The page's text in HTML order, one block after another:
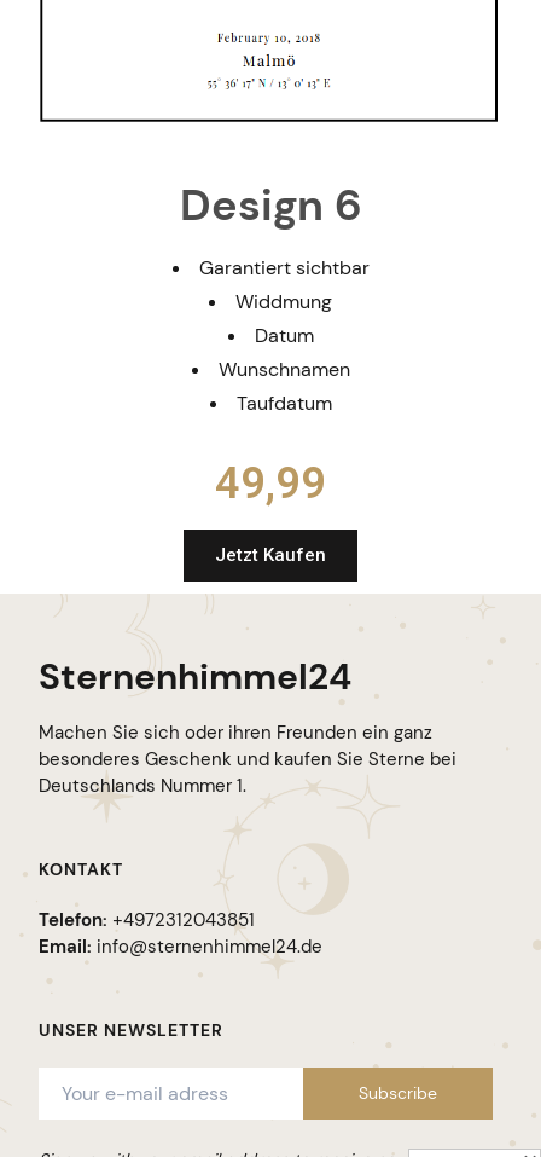
Design 6
Garantiert sichtbar
Widdmung
Datum
Wunschnamen
Taufdatum
49,99​
Jetzt Kaufen
Sternenhimmel24
Machen Sie sich oder ihren Freunden ein ganz
besonderes Geschenk und kaufen Sie Sterne bei
Deutschlands Nummer 1.
KONTAKT
Telefon: +4972312043851
Email: info@sternenhimmel24.de
UNSER NEWSLETTER